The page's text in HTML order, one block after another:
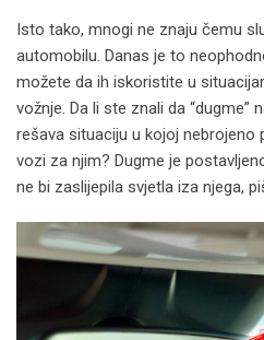
Isto tako, mnogi ne znaju čemu
automobilu. Danas je to
možete da ih iskoristite u
vožnje. Da li ste znali da “dugme”
rešava situaciju u kojoj nebrojeno
vozi za njim? Dugme je
ne bi zaslijepila svjetla iza njega,